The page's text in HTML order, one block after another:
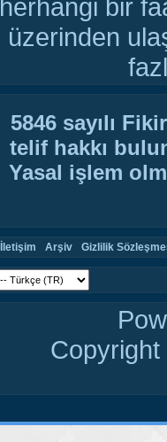
herhangi bir
üzerinden
5846 sayılı
telif hakkı
Yasal işlem
İletişim Arşiv Gizlilik